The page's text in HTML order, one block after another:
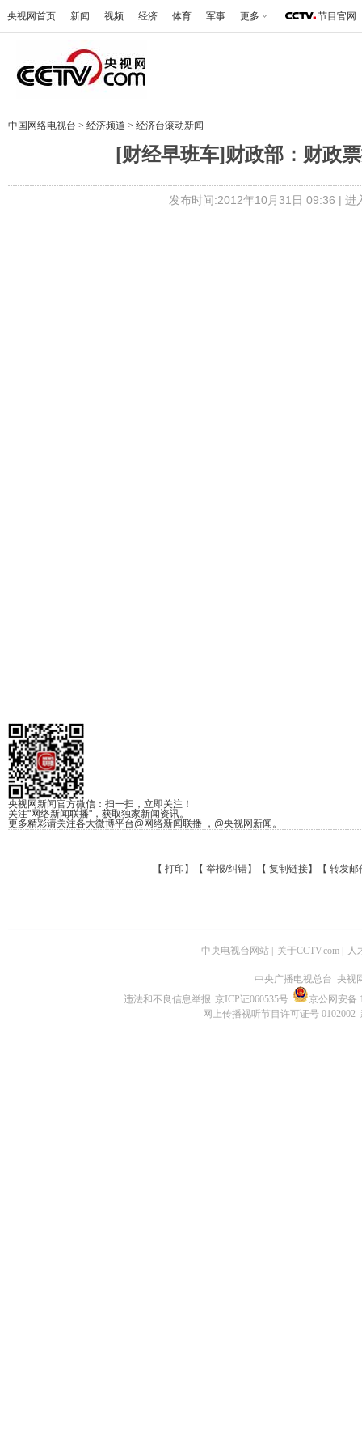
央视网首页 新闻 视频 经济 体育 军事 更多 节目官网
中国网络电视台 > 经济频道 > 经济台滚动新闻
[财经早班车]财政部：财政
发布时间:2012年10月31日 09:36 | 进
央视网新闻官方微信：扫一扫，立即关注！
关注"网络新闻联播"，获取独家新闻资讯。
更多精彩请关注各大微博平台@网络新闻联播 ，@央视网新闻。
【 打印 】【 举报/纠错】【 复制链接】【 转发邮
中央电视台网站 关于CCTV.com 人
中央广播电视总台 央视
违法和不良信息举报 京ICP证060535号
京公网安备
网上传播视听节目许可证号 0102002